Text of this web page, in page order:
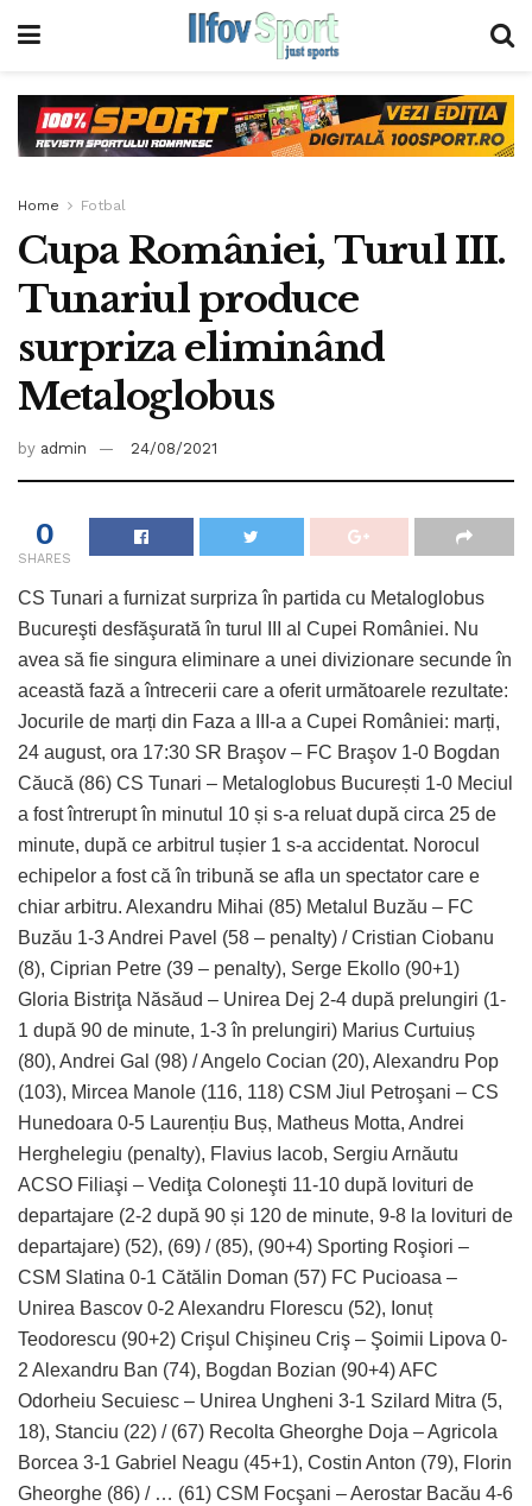
Home Fotbal
Cupa României, Turul III.
Tunariul produce
surpriza eliminând
Metaloglobus
by admin 24/08/2021
0
SHARES
CS Tunari a furnizat surpriza în partida cu Metaloglobus
Bucureşti desfăşurată în turul III al Cupei României. Nu
avea să fie singura eliminare a unei divizionare secunde în
această fază a întrecerii care a oferit următoarele rezultate:
Jocurile de marți din Faza a III-a a Cupei României: marți,
24 august, ora 17:30 SR Braşov – FC Braşov 1-0 Bogdan
Căucă (86) CS Tunari – Metaloglobus București 1-0 Meciul
a fost întrerupt în minutul 10 și s-a reluat după circa 25 de
minute, după ce arbitrul tușier 1 s-a accidentat. Norocul
echipelor a fost că în tribună se afla un spectator care e
chiar arbitru. Alexandru Mihai (85) Metalul Buzău – FC
Buzău 1-3 Andrei Pavel (58 – penalty) / Cristian Ciobanu
(8), Ciprian Petre (39 – penalty), Serge Ekollo (90+1)
Gloria Bistriţa Năsăud – Unirea Dej 2-4 după prelungiri (1-
1 după 90 de minute, 1-3 în prelungiri) Marius Curtuiuș
(80), Andrei Gal (98) / Angelo Cocian (20), Alexandru Pop
(103), Mircea Manole (116, 118) CSM Jiul Petroşani – CS
Hunedoara 0-5 Laurențiu Buș, Matheus Motta, Andrei
Herghelegiu (penalty), Flavius Iacob, Sergiu Arnăutu
ACSO Filiaşi – Vediţa Coloneşti 11-10 după lovituri de
departajare (2-2 după 90 și 120 de minute, 9-8 la lovituri de
departajare) (52), (69) / (85), (90+4) Sporting Roşiori –
CSM Slatina 0-1 Cătălin Doman (57) FC Pucioasa –
Unirea Bascov 0-2 Alexandru Florescu (52), Ionuț
Teodorescu (90+2) Crişul Chişineu Criş – Şoimii Lipova 0-
2 Alexandru Ban (74), Bogdan Bozian (90+4) AFC
Odorheiu Secuiesc – Unirea Ungheni 3-1 Szilard Mitra (5,
18), Stanciu (22) / (67) Recolta Gheorghe Doja – Agricola
Borcea 3-1 Gabriel Neagu (45+1), Costin Anton (79), Florin
Gheorghe (86) / … (61) CSM Focşani – Aerostar Bacău 4-6